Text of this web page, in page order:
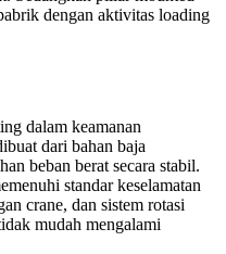
dengan aktivitas loading
dalam keamanan
dari bahan baja
beban berat secara stabil.
standar keselamatan
crane, dan sistem rotasi
mudah mengalami